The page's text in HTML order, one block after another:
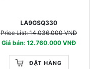
LA9GSQ330
Price List: 14.036.000 VNĐ
Giá bán: 12.760.000 VNĐ
ĐẶT HÀNG